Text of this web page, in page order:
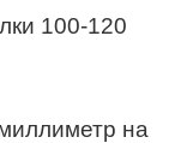
100-120
на